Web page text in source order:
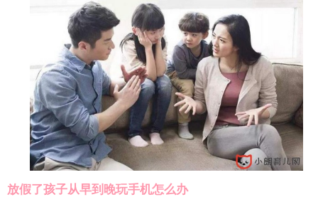
放假了孩子从早到晚玩手机怎么办